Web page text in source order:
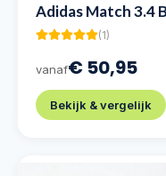
Adidas Match 3.4
(1)
vanaf€ 50,95
Bekijk & vergelijk